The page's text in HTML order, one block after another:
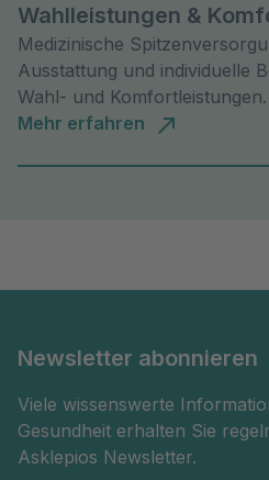
Wahlleistungen &
Medizinische
Ausstattung und individuelle
Wahl- und Komfortleistungen.
Mehr erfahren
Newsletter abonnieren
Viele wissenswerte
Gesundheit erhalten Sie
Asklepios Newsletter.